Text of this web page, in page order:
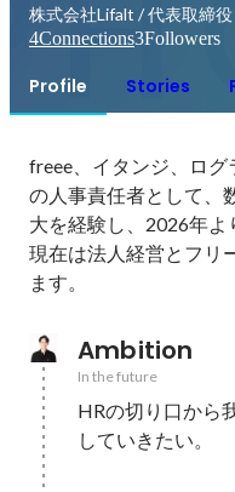
株式会社Lifalt / 代表取締
4Connections3Followers
Profile Stories
freee、イタンジ、ロ
の人事責任者として、
大を経験し、2026年よ
現在は法人経営とフリ
ます。
Ambition
In the future
HRの切り口から
していきたい。